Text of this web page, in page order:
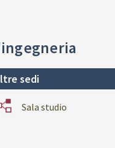
sedi
Sala studio